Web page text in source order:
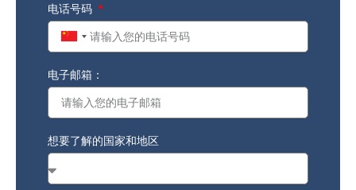
电话号码
China
电子邮箱：
想要了解的国家和地区